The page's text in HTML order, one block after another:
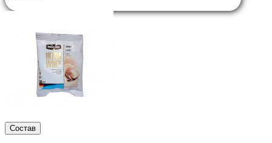
Состав